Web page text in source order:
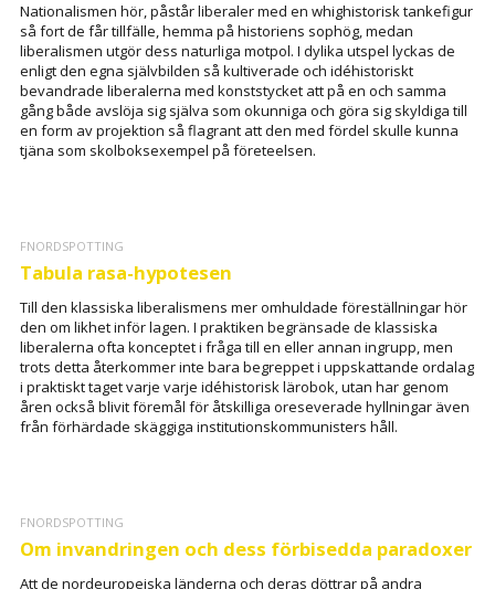
Nationalismen hör, påstår liberaler med en whighistorisk tankefigur
så fort de får tillfälle, hemma på historiens sophög, medan
liberalismen utgör dess naturliga motpol. I dylika utspel lyckas de
enligt den egna självbilden så kultiverade och idéhistoriskt
bevandrade liberalerna med konststycket att på en och samma
gång både avslöja sig själva som okunniga och göra sig skyldiga till
en form av projektion så flagrant att den med fördel skulle kunna
tjäna som skolboksexempel på företeelsen.
FNORDSPOTTING
Tabula rasa-hypotesen
Till den klassiska liberalismens mer omhuldade föreställningar hör
den om likhet inför lagen. I praktiken begränsade de klassiska
liberalerna ofta konceptet i fråga till en eller annan ingrupp, men
trots detta återkommer inte bara begreppet i uppskattande ordalag
i praktiskt taget varje varje idéhistorisk lärobok, utan har genom
åren också blivit föremål för åtskilliga oreseverade hyllningar även
från förhärdade skäggiga institutionskommunisters håll.
FNORDSPOTTING
Om invandringen och dess förbisedda paradoxer
Att de nordeuropeiska länderna och deras döttrar på andra